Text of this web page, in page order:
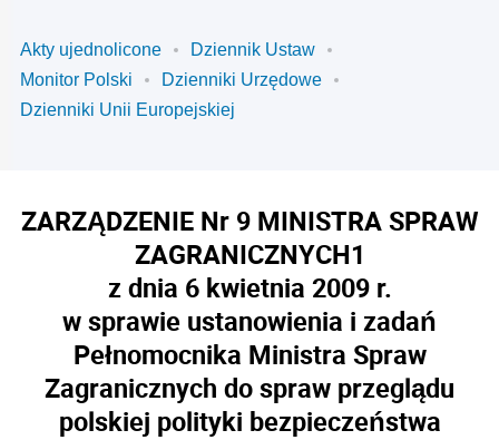
Akty ujednolicone
Dziennik Ustaw
Monitor Polski
Dzienniki Urzędowe
Dzienniki Unii Europejskiej
ZARZĄDZENIE Nr 9 MINISTRA SPRAW
ZAGRANICZNYCH1
z dnia 6 kwietnia 2009 r.
w sprawie ustanowienia i zadań
Pełnomocnika Ministra Spraw
Zagranicznych do spraw przeglądu
polskiej polityki bezpieczeństwa